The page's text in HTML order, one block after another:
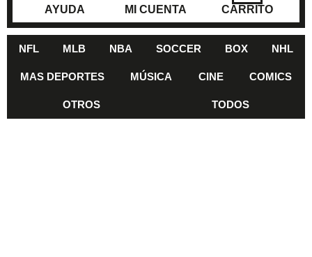
AYUDA MI CUENTA CARRITO
NFL MLB NBA SOCCER BOX NHL
MAS DEPORTES MÚSICA CINE COMICS
OTROS TODOS